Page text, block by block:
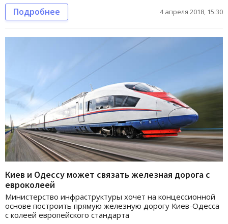
Подробнее 4 апреля 2018, 15:30
Киев и Одессу может связать железная дорога с
евроколеей
Министерство инфраструктуры хочет на концессионной
основе построить прямую железную дорогу Киев-Одесса
с колеей европейского стандарта